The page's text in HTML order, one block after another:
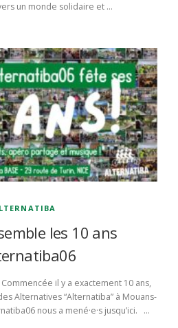
un monde solidaire et …
les 10 ans
il y a exactement 10 ans,
Alternatives “Alternatiba” à Mouans-
nous a mené·e·s jusqu’ici. …